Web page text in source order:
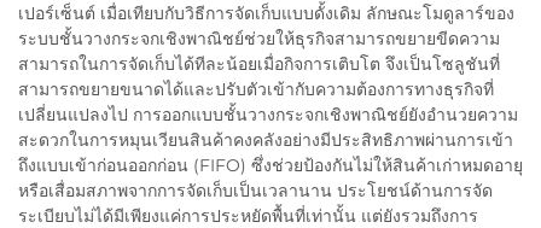
เปอร์เซ็นต์ เมื่อเทียบกับวิธีการจัดเก็บแบบดั้งเดิม ลักษณะโมดูลาร์ของ
ระบบชั้นวางกระจกเชิงพาณิชย์ช่วยให้ธุรกิจสามารถขยายขีดความ
สามารถในการจัดเก็บได้ทีละน้อยเมื่อกิจการเติบโต จึงเป็นโซลูชันที่
สามารถขยายขนาดได้และปรับตัวเข้ากับความต้องการทางธุรกิจที่
เปลี่ยนแปลงไป การออกแบบชั้นวางกระจกเชิงพาณิชย์ยังอำนวยความ
สะดวกในการหมุนเวียนสินค้าคงคลังอย่างมีประสิทธิภาพผ่านการเข้า
ถึงแบบเข้าก่อนออกก่อน (FIFO) ซึ่งช่วยป้องกันไม่ให้สินค้าเก่าหมดอายุ
หรือเสื่อมสภาพจากการจัดเก็บเป็นเวลานาน ประโยชน์ด้านการจัด
ระเบียบไม่ได้มีเพียงแค่การประหยัดพื้นที่เท่านั้น แต่ยังรวมถึงการ